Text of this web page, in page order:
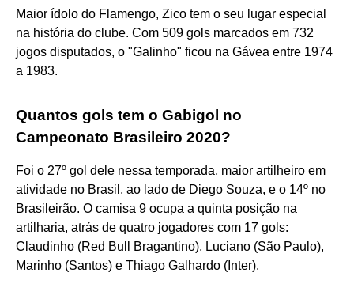
Maior ídolo do Flamengo, Zico tem o seu lugar especial
na história do clube. Com 509 gols marcados em 732
jogos disputados, o "Galinho" ficou na Gávea entre 1974
a 1983.
Quantos gols tem o Gabigol no
Campeonato Brasileiro 2020?
Foi o 27º gol dele nessa temporada, maior artilheiro em
atividade no Brasil, ao lado de Diego Souza, e o 14º no
Brasileirão. O camisa 9 ocupa a quinta posição na
artilharia, atrás de quatro jogadores com 17 gols:
Claudinho (Red Bull Bragantino), Luciano (São Paulo),
Marinho (Santos) e Thiago Galhardo (Inter).